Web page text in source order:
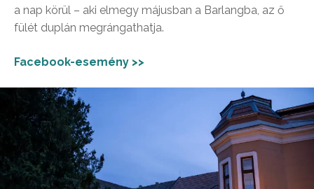
a nap körül – aki elmegy májusban a Barlangba, az ő
fülét duplán megrángathatja.
Facebook-esemény >>